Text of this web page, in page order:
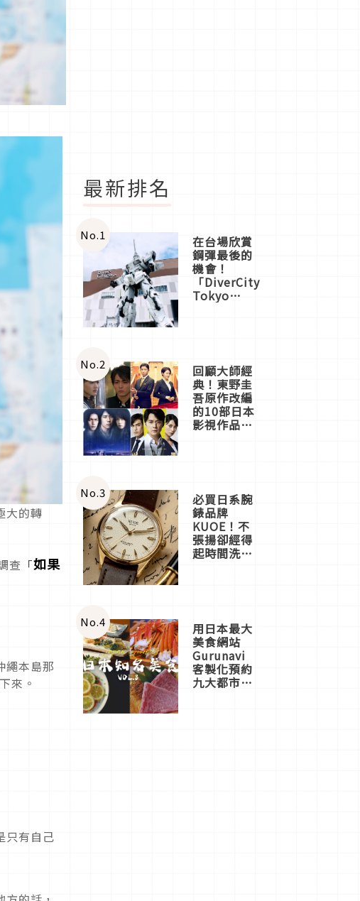
大的轉
查 「如果
繩本島那
來。
只有自己
最新排名
No.1 在台場欣賞
鋼彈最後的
機會！
「DiverCity
Tokyo
體驗
No.2 回顧大師經
典！東野圭
吾原作改編
的10部日本
影視作品推
No.3 必買日系腕
錶品牌
KUOE！不
張揚卻經得
起時間洗鍊
No.4 用日本最大
美食網站
Gurunavi
客製化預約
九大都市餐